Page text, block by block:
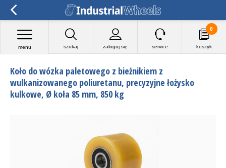
szukaj zaloguj się
menu service koszyk
0
Koło do wózka paletowego z bieżnikiem z
wulkanizowanego poliuretanu, precyzyjne łożysko
kulkowe, Ø koła 85 mm, 850 kg